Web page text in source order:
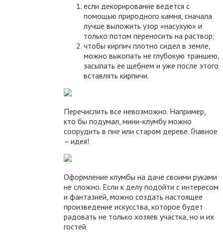
если декорирование ведется с
помощью природного камня, сначала
лучше выложить узор «насухую» и
только потом переносить на раствор;
чтобы кирпич плотно сидел в земле,
можно выкопать не глубокую траншею,
засыпать ее щебнем и уже после этого
вставлять кирпичи.
Перечислить все невозможно. Например,
кто бы подумал, мини-клумбу можно
соорудить в пне или старом дереве. Главное
– идея!
Оформление клумбы на даче своими руками
не сложно. Если к делу подойти с интересом
и фантазией, можно создать настоящее
произведение искусства, которое будет
радовать не только хозяев участка, но и их
гостей.